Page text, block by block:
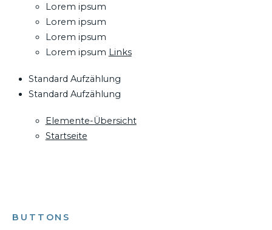
Lorem ipsum
Lorem ipsum
Lorem ipsum
Lorem ipsum Links
Standard Aufzählung
Standard Aufzählung
Elemente-Übersicht
Startseite
BUTTONS